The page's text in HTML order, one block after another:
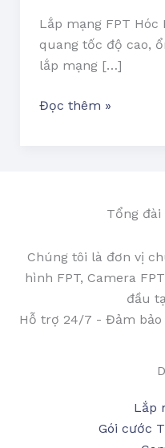
Lắp mạng FPT
quang tốc độ cao,
lắp mạng […]
Đọc thêm »
Tổng đài
Chúng tôi là đơn vị
hình FPT, Camera
đầu
Hỗ trợ 24/7 - Đảm bảo
Lắp
Gói cước